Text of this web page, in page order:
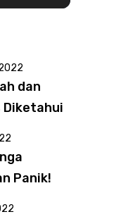
dan
Diketahui
Panik!